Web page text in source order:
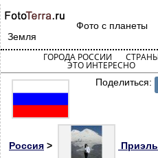
Фото с планеты
Земля
ГОРОДА РОССИИ
ЭТО ИНТЕРЕСНО
Поделиться:
Россия >